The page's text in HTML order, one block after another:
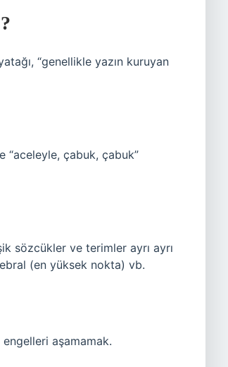
“genellikle yazın kuruyan
“aceleyle, çabuk, çabuk”
sözcükler ve terimler ayrı ayrı
(en yüksek nokta) vb.
aşamamak.